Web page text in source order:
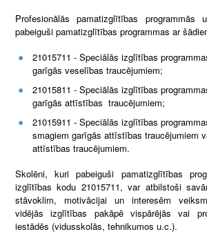
Profesionālās pamatizglītības programmās
pabeiguši pamatizglītības programmas ar
21015711 - Speciālās izglītības
garīgās veselības traucējumiem;
21015811 - Speciālās izglītības
garīgās attīstības traucējumiem;
21015911 - Speciālās izglītības
smagiem garīgās attīstības traucējumiem
attīstības traucējumiem.
Skolēni, kuri pabeiguši pamatizglītības
izglītības kodu 21015711, var atbilstoši
stāvoklim, motivācijai un interesēm
vidējās izglītības pakāpē vispārējās vai
iestādēs (vidusskolās, tehnikumos u.c.).